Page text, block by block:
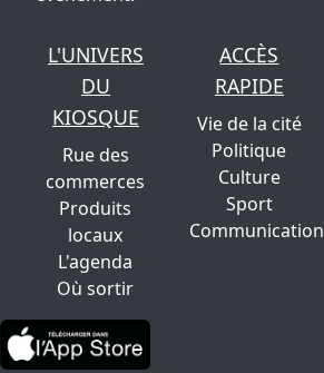
L'UNIVERS
DU
KIOSQUE
Rue des
commerces
Produits
locaux
L'agenda
Où sortir
ACCÈS
RAPIDE
Vie de la cité
Politique
Culture
Sport
Communication